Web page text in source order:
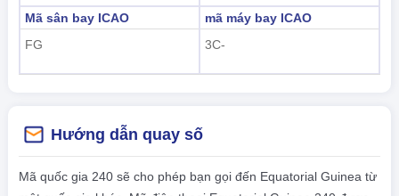
Mã sân bay ICAO
FG
mã máy bay ICAO
3C-
Hướng dẫn quay số
Mã quốc gia 240 sẽ cho phép bạn gọi đến Equatorial Guinea từ